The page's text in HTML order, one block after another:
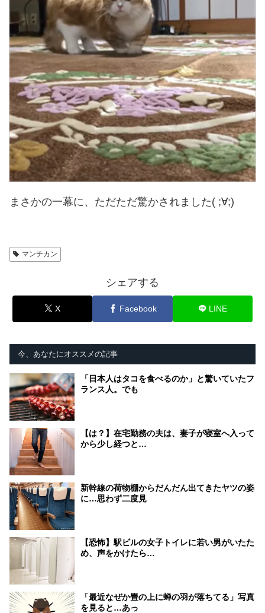
まさかの一幕に、ただただ驚かされました( ;∀;)
マンチカン
シェアする
X Facebook LINE
今、あなたにオススメの記事
「日本人はタコを食べるのか」と驚いていたフ
ランス人。でも
【は？】在宅勤務の夫は、妻子が寝室へ入って
から少し経つと…
新幹線の荷物棚からだんだん出てきたヤツの姿
に…思わず二度見
【恐怖】駅ビルの女子トイレに若い男がいたた
め、声をかけたら…
「最近なぜか畳の上に蝉の羽が落ちてる」写真
を見ると…あっ